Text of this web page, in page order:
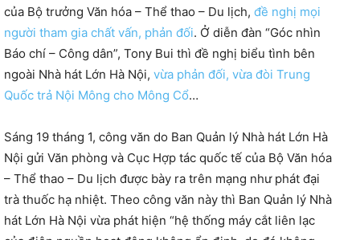
của Bộ trưởng Văn hóa – Thể thao – Du lịch, đề nghị mọi
người tham gia chất vấn, phản đối. Ở diễn đàn “Góc nhìn
Báo chí – Công dân”, Tony Bui thì đề nghị biểu tình bên
ngoài Nhà hát Lớn Hà Nội, vừa phản đối, vừa đòi Trung
Quốc trả Nội Mông cho Mông Cổ…
Sáng 19 tháng 1, công văn do Ban Quản lý Nhà hát Lớn Hà
Nội gửi Văn phòng và Cục Hợp tác quốc tế của Bộ Văn hóa
– Thể thao – Du lịch được bày ra trên mạng như phát đại
trà thuốc hạ nhiệt. Theo công văn này thì Ban Quản lý Nhà
hát Lớn Hà Nội vừa phát hiện “hệ thống máy cắt liên lạc